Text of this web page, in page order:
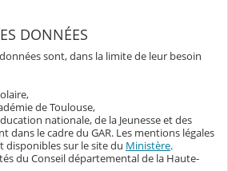
DONNÉES
sont, dans la limite de leur besoin
de Toulouse,
nationale, de la Jeunesse et des
dans le cadre du GAR. Les mentions légales
disponibles sur le site du Ministère.
du Conseil départemental de la Haute-